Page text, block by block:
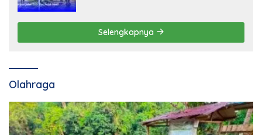
Selengkapnya
Olahraga